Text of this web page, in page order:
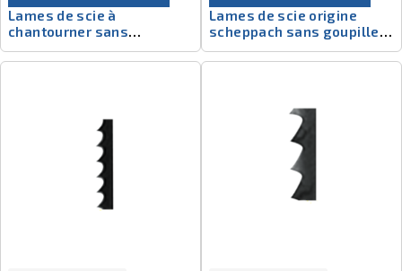
Lames de scie à
chantourner sans
goupilles
Lames de scie origine
scheppach sans goupille -
2888000011